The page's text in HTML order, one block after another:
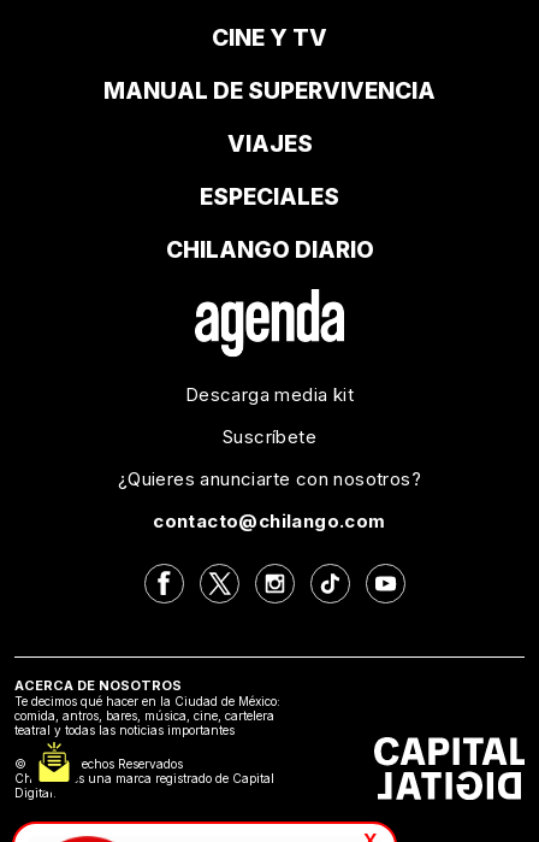
CINE Y TV
MANUAL DE SUPERVIVENCIA
VIAJES
ESPECIALES
CHILANGO DIARIO
Descarga media kit
Suscríbete
¿Quieres anunciarte con nosotros?
contacto@chilango.com
ACERCA DE NOSOTROS
Te decimos qué hacer en la Ciudad de México:
comida, antros, bares, música, cine, cartelera
teatral y todas las noticias importantes
©2024 Derechos Reservados
Chilango es una marca registrado de Capital
Digital.